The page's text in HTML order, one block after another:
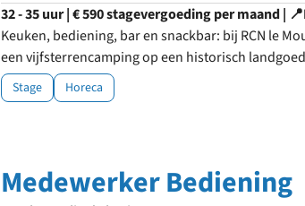
32 - 35 uur | € 590 stagevergoeding per maand |
Keuken, bediening, bar en snackbar: bij RCN le
een vijfsterrencamping op een historisch
Stage Horeca
Medewerker Bediening